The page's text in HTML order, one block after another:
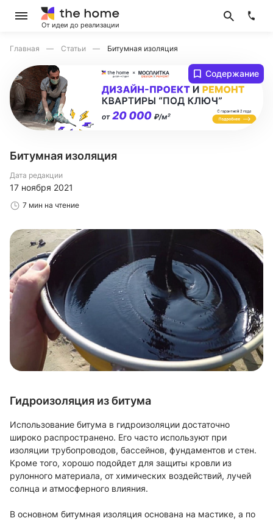
От идеи до реализации
Главная Статьи Битумная изоляция
Содержание
Битумная изоляция
Дата редакции
17 ноября 2021
7 мин на чтение
Гидроизоляция из битума
Использование битума в гидроизоляции достаточно
широко распространено. Его часто используют при
изоляции трубопроводов, бассейнов, фундаментов и стен.
Кроме того, хорошо подойдет для защиты кровли из
рулонного материала, от химических воздействий, лучей
солнца и атмосферного влияния.
В основном битумная изоляция основана на мастике, а по